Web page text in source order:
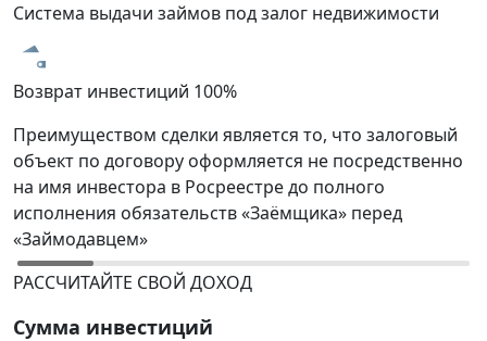
Система выдачи займов под залог недвижимости
Возврат инвестиций 100%
Преимуществом сделки является то, что залоговый
объект по договору оформляется не посредственно
на имя инвестора в Росреестре до полного
исполнения обязательств «Заёмщика» перед
«Займодавцем»
РАССЧИТАЙТЕ СВОЙ ДОХОД
Сумма инвестиций